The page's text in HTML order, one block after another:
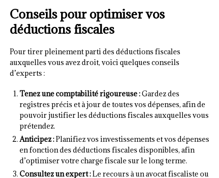
Conseils pour optimiser vos
déductions fiscales
Pour tirer pleinement parti des déductions fiscales
auxquelles vous avez droit, voici quelques conseils
d’experts :
Tenez une comptabilité rigoureuse :Gardez des
registres précis et à jour de toutes vos dépenses, afin de
pouvoir justifier les déductions fiscales auxquelles vous
prétendez.
Anticipez :Planifiez vos investissements et vos dépenses
en fonction des déductions fiscales disponibles, afin
d’optimiser votre charge fiscale sur le long terme.
Consultez un expert :Le recours à un avocat fiscaliste ou